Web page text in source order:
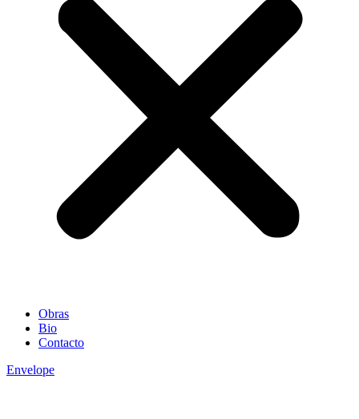
Obras
Bio
Contacto
Envelope